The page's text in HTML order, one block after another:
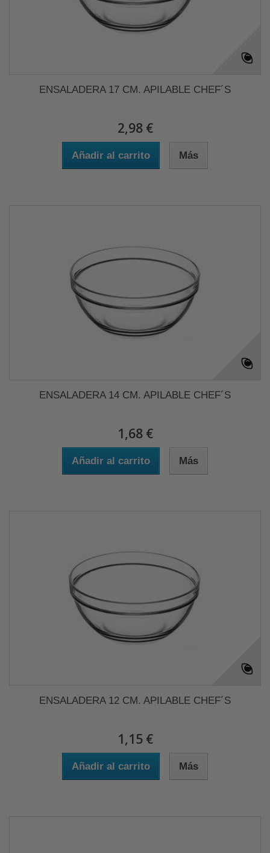
ENSALADERA 17 CM. APILABLE CHEF´S
2,98 €
Añadir al carrito Más
ENSALADERA 14 CM. APILABLE CHEF´S
1,68 €
Añadir al carrito Más
ENSALADERA 12 CM. APILABLE CHEF´S
1,15 €
Añadir al carrito Más